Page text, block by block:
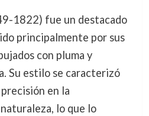
1822) fue un destacado
principalmente por sus
con pluma y
Su estilo se caracterizó
en la
lo que lo